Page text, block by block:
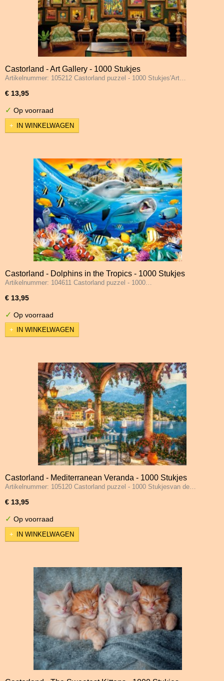
Castorland - Art Gallery - 1000 Stukjes
Artikelnummer: 105212 Castorland puzzel - 1000 Stukjes'Art…
€ 13,95
✓ Op voorraad
IN WINKELWAGEN
Castorland - Dolphins in the Tropics - 1000 Stukjes
Artikelnummer: 104611 Castorland puzzel - 1000…
€ 13,95
✓ Op voorraad
IN WINKELWAGEN
Castorland - Mediterranean Veranda - 1000 Stukjes
Artikelnummer: 105120 Castorland puzzel - 1000 Stukjesvan de…
€ 13,95
✓ Op voorraad
IN WINKELWAGEN